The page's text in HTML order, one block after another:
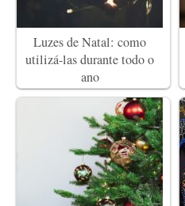
Luzes de Natal: como
utilizá-las durante todo o
ano